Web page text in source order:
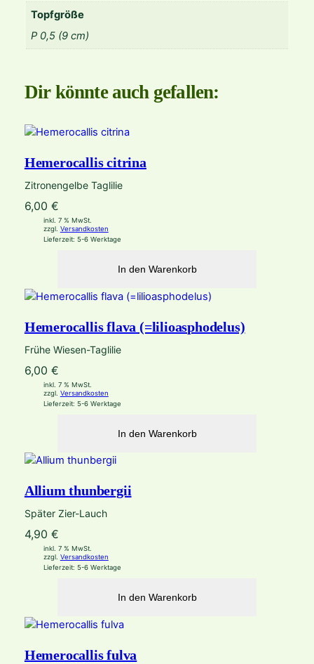
Topfgröße
P 0,5 (9 cm)
Dir könnte auch gefallen:
Hemerocallis citrina
Zitronengelbe Taglilie
6,00 €
inkl. 7 % MwSt.
zzgl. Versandkosten
Lieferzeit: 5-6 Werktage
In den Warenkorb
Hemerocallis flava (=lilioasphodelus)
Frühe Wiesen-Taglilie
6,00 €
inkl. 7 % MwSt.
zzgl. Versandkosten
Lieferzeit: 5-6 Werktage
In den Warenkorb
Allium thunbergii
Später Zier-Lauch
4,90 €
inkl. 7 % MwSt.
zzgl. Versandkosten
Lieferzeit: 5-6 Werktage
In den Warenkorb
Hemerocallis fulva